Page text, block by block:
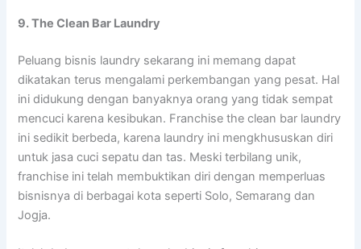
9. The Clean Bar Laundry
Peluang bisnis laundry sekarang ini memang dapat
dikatakan terus mengalami perkembangan yang pesat. Hal
ini didukung dengan banyaknya orang yang tidak sempat
mencuci karena kesibukan. Franchise the clean bar laundry
ini sedikit berbeda, karena laundry ini mengkhususkan diri
untuk jasa cuci sepatu dan tas. Meski terbilang unik,
franchise ini telah membuktikan diri dengan memperluas
bisnisnya di berbagai kota seperti Solo, Semarang dan
Jogja.